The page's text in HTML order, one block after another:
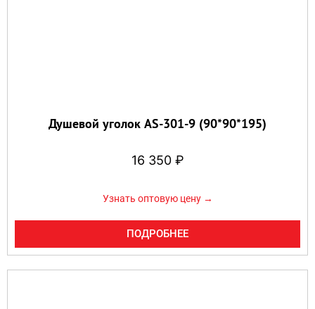
Душевой уголок AS-301-9 (90*90*195)
16 350 ₽
Узнать оптовую цену →
ПОДРОБНЕЕ